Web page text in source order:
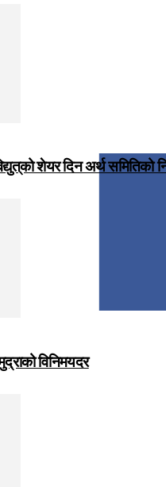
शेयर दिन अर्थ समितिको
विनिमयदर